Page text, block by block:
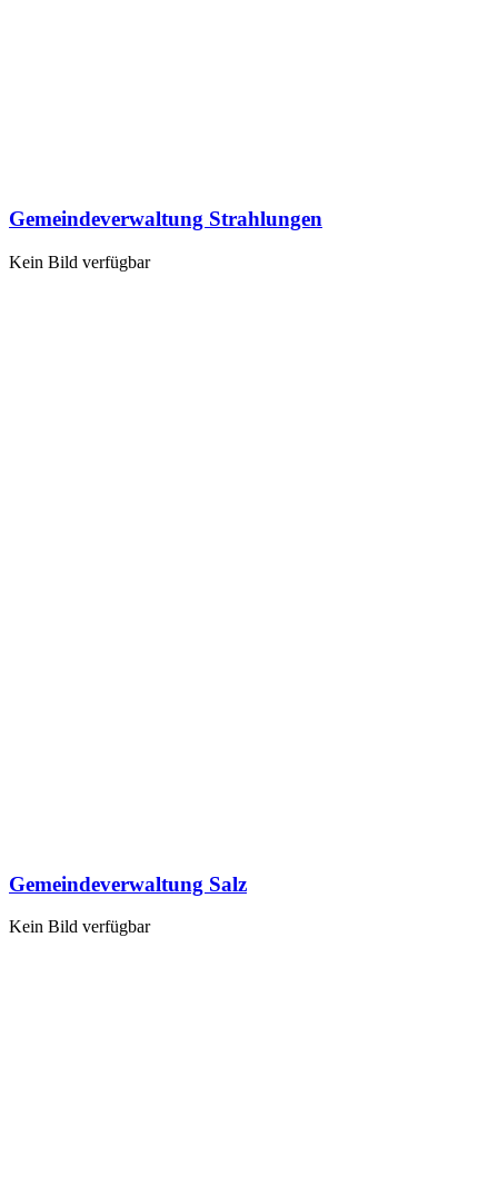
Gemeindeverwaltung Strahlungen
Kein Bild verfügbar
Gemeindeverwaltung Salz
Kein Bild verfügbar